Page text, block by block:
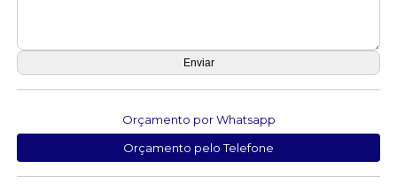
Orçamento por Whatsapp
Orçamento pelo Telefone